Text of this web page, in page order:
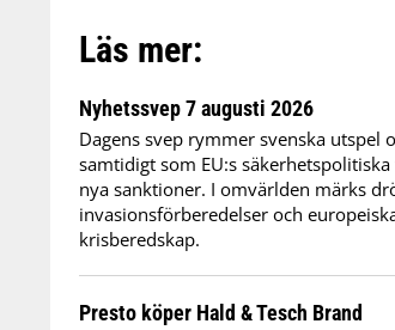
Läs mer:
Nyhetssvep 7 augusti 2026
Dagens svep rymmer svenska
samtidigt som EU:s
nya sanktioner. I omvärlden märks
invasionsförberedelser och
krisberedskap.
Presto köper Hald & Tesch Brand